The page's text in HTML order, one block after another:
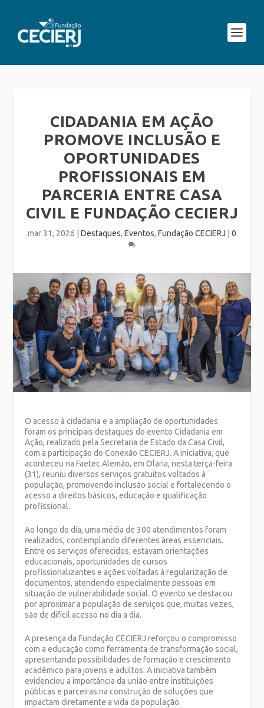
CIDADANIA EM AÇÃO
PROMOVE INCLUSÃO E
OPORTUNIDADES
PROFISSIONAIS EM
PARCERIA ENTRE CASA
CIVIL E FUNDAÇÃO CECIERJ
mar 31, 2026 Destaques, Eventos, Fundação CECIERJ 0
O acesso à cidadania e a ampliação de oportunidades
foram os principais destaques do evento Cidadania em
Ação, realizado pela Secretaria de Estado da Casa Civil,
com a participação do Conexão CECIERJ. A iniciativa, que
aconteceu na Faetec Alemão, em Olaria, nesta terça-feira
(31), reuniu diversos serviços gratuitos voltados à
população, promovendo inclusão social e fortalecendo o
acesso a direitos básicos, educação e qualificação
profissional.
Ao longo do dia, uma média de 300 atendimentos foram
realizados, contemplando diferentes áreas essenciais.
Entre os serviços oferecidos, estavam orientações
educacionais, oportunidades de cursos
profissionalizantes e ações voltadas à regularização de
documentos, atendendo especialmente pessoas em
situação de vulnerabilidade social. O evento se destacou
por aproximar a população de serviços que, muitas vezes,
são de difícil acesso no dia a dia.
A presença da Fundação CECIERJ reforçou o compromisso
com a educação como ferramenta de transformação social,
apresentando possibilidades de formação e crescimento
acadêmico para jovens e adultos. A iniciativa também
evidenciou a importância da união entre instituições
públicas e parceiras na construção de soluções que
impactam diretamente a vida da população.